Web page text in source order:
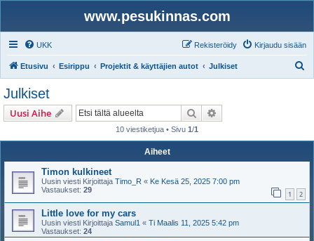
www.pesukinnas.com
UKK Kirjaudu sisään
Rekisteröidy
Etusivu Esirippu Projektit & käyttäjien autot Julkiset
Julkiset
Uusi Aihe Etsi
10 viestiketjua • Sivu 1/1
Aiheet
Timon kulkineet
Uusin viesti Kirjoittaja Timo_R « Ke Kesä 25, 2025 7:00 pm
Vastaukset: 29 1 2
Little love for my cars
Uusin viesti Kirjoittaja Samul1 « Ti Maalis 11, 2025 5:42 pm
Vastaukset: 24